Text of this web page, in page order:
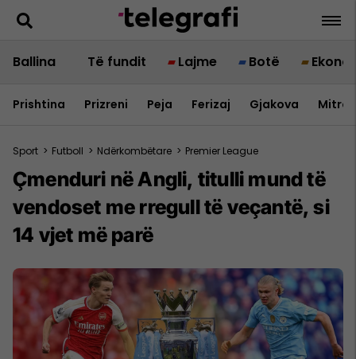
Ballina Të fundit Lajme Botë
Prishtina Prizreni Peja Ferizaj Gjakova
Sport > Futboll > Ndërkombëtare > Premier League
Çmenduri në Angli, titulli mund të
vendoset me rregull të veçantë, si
14 vjet më parë